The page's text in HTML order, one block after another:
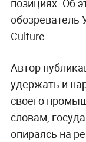
обозреватель
Culture.
Автор
удержать и
своего
словам,
опираясь на